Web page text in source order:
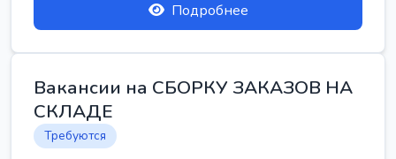
Подробнее
Вакансии на СБОРКУ ЗАКАЗОВ НА
СКЛАДЕ
Требуются